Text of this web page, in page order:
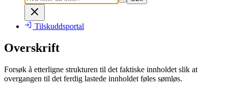
Tilskuddsportal
Overskrift
Forsøk å etterligne strukturen til det faktiske innholdet slik at
overgangen til det ferdig lastede innholdet føles sømløs.